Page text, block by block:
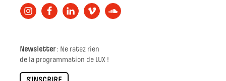
Newsletter: Ne ratez rien
de la programmation de LUX !